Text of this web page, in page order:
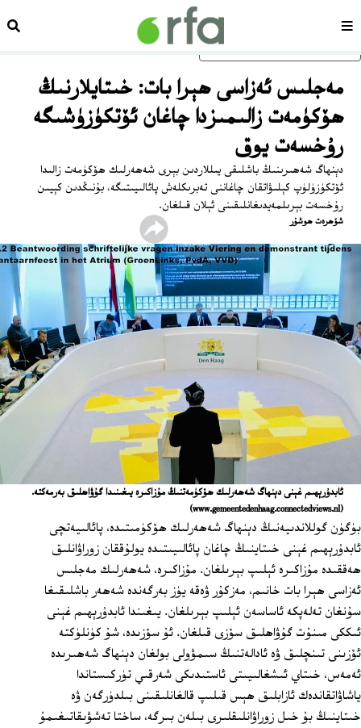
ئاساسلىق مەزمۇنغا ئاتلاڭسەھىپە
مەجلىس ئەزاسى ھېرا بات: خىتايلارنىڭ
ھۆكۈمەت زالىمىزدا چاغان ئۆتكۈزۈشىگە
رۇخسەت يوق
دېنھاگ شەھىرىنىڭ باشلىقى يىللاردىن بېرى شەھەرلىك ھۆكۈمەت زالىدا
ئۆتكۈزۈلۈپ كېلىۋاتقان چاغاننى تەبرىكلەش پائالىيىتىگە، بۇنىڭدىن كېيىن
رۇخسەت بېرىلمەيدىغانلىقىنى ئېلان قىلغان.
شۆھرەت ھوشۇر
ئابدۇرېھىم غېنى دېنھاگ شەھەرلىك ھۆكۈمەتنىڭ مۇزاكىرە يىغىنىدا گۇۋاھلىق بەرمەكتە.
(www.gemeentedenhaag.connectedviews.nl)
بۈگۈن گوللاندىيەنىڭ دېنھاگ شەھەرلىك ھۆكۈمىتىدە، پائالىيەتچى
ئابدۇرېھىم غېنى خىتاينىڭ چاغان پائالىيىتىدە يولۇققان زوراۋانلىق
ھەققىدە مۇزاكىرە ئېلىپ بېرىلغان. مۇزاكىرە، شەھەرلىك مەجلىس
ئەزاسى ھېرا بات خانىم، مەزكۇر ۋەقە يۈز بەرگەندە شەھەر باشلىقىغا
سۇنغان تەلەپكە ئاساسەن ئېلىپ بېرىلغان. يىغىندا ئابدۇرېھىم غېنى
ئىككى مىنۇت گۇۋاھلىق سۆزى قىلغان. ئۇ سۆزىدە، شۇ كۈنلۈكتە
ئۆزىنى تىنچلىق ۋە ئادالەتنىڭ سىمۋولى بولغان دېنھاگ شەھىرىدە
ئەمەس، خىتاي ئىشغالىيىتى ئاستىدىكى شەرقىي تۈركىستاندا
ياشاۋاتقاندەك ئازابلىق ھېس قىلىپ قالغانلىقىنى بىلدۈرگەن ۋە
خىتاينىڭ بۇ خىل زوراۋانلىقلىرى بىلەن بىرگە، ساختا تەشۋىقاتىغىمۇ